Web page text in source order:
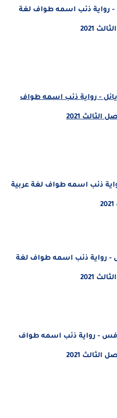
رواية ذئب اسمه طواف لغة
2021
- رواية ذئب اسمه طواف
2021
ذئب اسمه طواف لغة عربية
- رواية ذئب اسمه طواف لغة
2021
- رواية ذئب اسمه طواف
2021